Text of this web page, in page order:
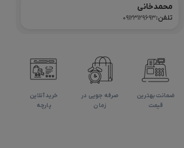
محمدخانی
تلفن:09123129693
ضمانت بهترین
قیمت
صرفه جویی در
زمان
خرید آنلاین
پارچه